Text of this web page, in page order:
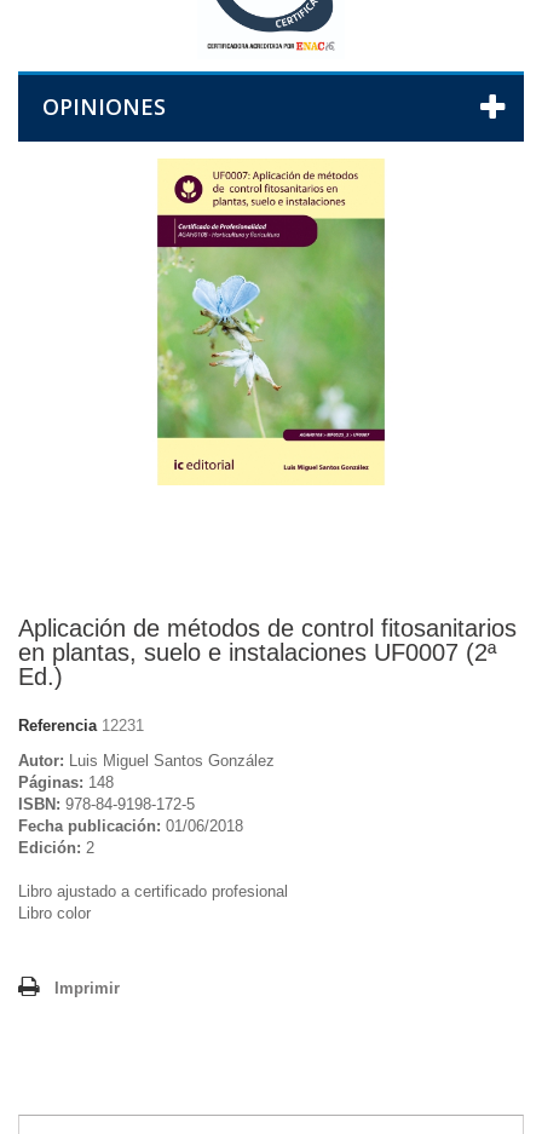
OPINIONES
Aplicación de métodos de control fitosanitarios
en plantas, suelo e instalaciones UF0007 (2ª
Ed.)
Referencia 12231
Autor: Luis Miguel Santos González
Páginas: 148
ISBN: 978-84-9198-172-5
Fecha publicación: 01/06/2018
Edición: 2
Libro ajustado a certificado profesional
Libro color
Imprimir